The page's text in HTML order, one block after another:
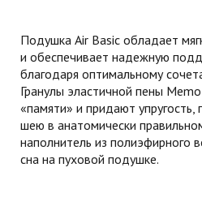
Подушка Air Basic обладает
и обеспечивает надежную
благодаря оптимальному
Гранулы эластичной пены
«памяти» и придают
шею в анатомически
наполнитель из полиэфирного
сна на пуховой подушке.